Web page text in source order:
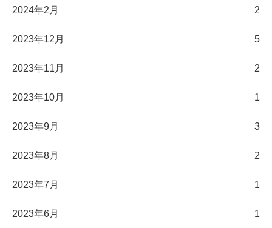
2024年2月 2
2023年12月 5
2023年11月 2
2023年10月 1
2023年9月 3
2023年8月 2
2023年7月 1
2023年6月 1